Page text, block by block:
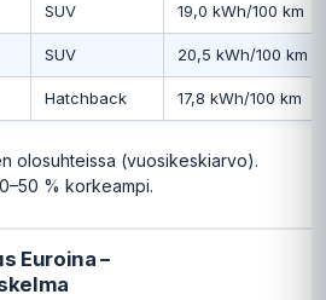
SUV 19,0 kWh/100 km
SUV 20,5 kWh/100 km
Hatchback 17,8 kWh/100 km
olosuhteissa (vuosikeskiarvo).
% korkeampi.
Euroina –